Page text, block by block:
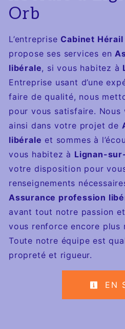
Orb
L’entreprise Cabinet
propose ses services en
libérale, si vous habitez à
Entreprise usant d’une
faire de qualité, nous
pour vous satisfaire. Nous
ainsi dans votre projet de
libérale et sommes à
vous habitez à Lignan-
votre disposition pour
renseignements
Assurance profession
avant tout notre passion
vous renforce encore plus
Toute notre équipe est
propreté et rigueur.
EN